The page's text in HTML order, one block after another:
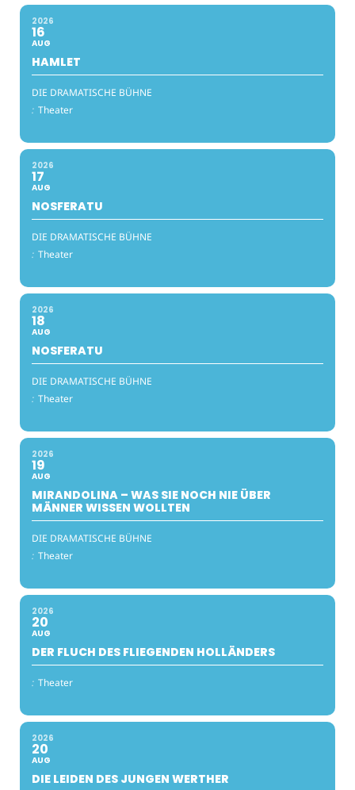
2026
16
AUG
HAMLET
DIE DRAMATISCHE BÜHNE
: Theater
2026
17
AUG
NOSFERATU
DIE DRAMATISCHE BÜHNE
: Theater
2026
18
AUG
NOSFERATU
DIE DRAMATISCHE BÜHNE
: Theater
2026
19
AUG
MIRANDOLINA – WAS SIE NOCH NIE ÜBER
MÄNNER WISSEN WOLLTEN
DIE DRAMATISCHE BÜHNE
: Theater
2026
20
AUG
DER FLUCH DES FLIEGENDEN HOLLÄNDERS
: Theater
2026
20
AUG
DIE LEIDEN DES JUNGEN WERTHER